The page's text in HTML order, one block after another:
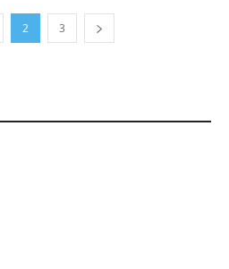
2 3